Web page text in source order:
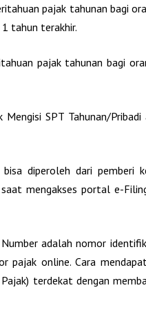
pajak tahunan bagi
tahun terakhir.
pajak tahunan bagi
SPT Tahunan/Pribadi
diperoleh dari pemberi
mengakses portal e-
adalah nomor
online. Cara
terdekat dengan